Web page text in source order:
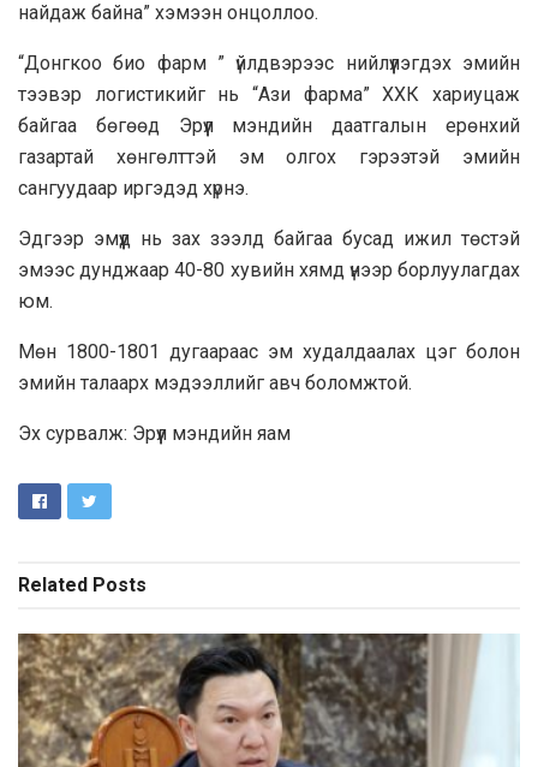
найдаж байна” хэмээн онцоллоо.
“Донгкоо био фарм ” үйлдвэрээс нийлүүлэгдэх эмийн
тээвэр логистикийг нь “Ази фарма” ХХК хариуцаж
байгаа бөгөөд Эрүүл мэндийн даатгалын ерөнхий
газартай хөнгөлттэй эм олгох гэрээтэй эмийн
сангуудаар иргэдэд хүрнэ.
Эдгээр эмүүд нь зах зээлд байгаа бусад ижил төстэй
эмээс дунджаар 40-80 хувийн хямд үнээр борлуулагдах
юм.
Мөн 1800-1801 дугаараас эм худалдаалах цэг болон
эмийн талаарх мэдээллийг авч боломжтой.
Эх сурвалж: Эрүүл мэндийн яам
Related Posts